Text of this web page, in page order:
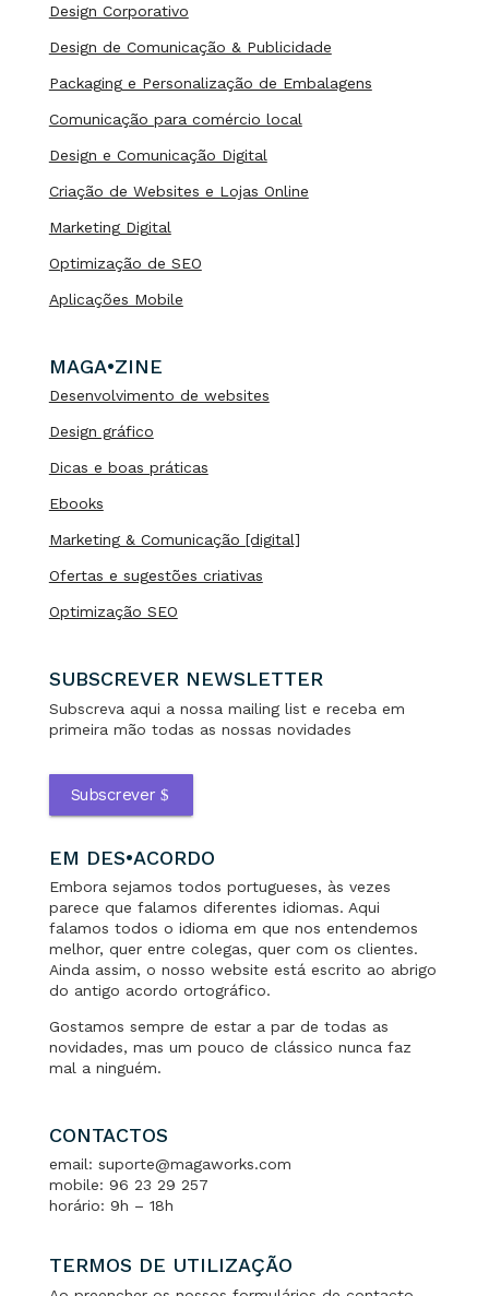
Design Corporativo
Design de Comunicação & Publicidade
Packaging e Personalização de Embalagens
Comunicação para comércio local
Design e Comunicação Digital
Criação de Websites e Lojas Online
Marketing Digital
Optimização de SEO
Aplicações Mobile
MAGA•ZINE
Desenvolvimento de websites
Design gráfico
Dicas e boas práticas
Ebooks
Marketing & Comunicação [digital]
Ofertas e sugestões criativas
Optimização SEO
SUBSCREVER NEWSLETTER
Subscreva aqui a nossa mailing list e receba em
primeira mão todas as nossas novidades
Subscrever
EM DES•ACORDO
Embora sejamos todos portugueses, às vezes
parece que falamos diferentes idiomas. Aqui
falamos todos o idioma em que nos entendemos
melhor, quer entre colegas, quer com os clientes.
Ainda assim, o nosso website está escrito ao abrigo
do antigo acordo ortográfico.
Gostamos sempre de estar a par de todas as
novidades, mas um pouco de clássico nunca faz
mal a ninguém.
CONTACTOS
email: suporte@magaworks.com
mobile: 96 23 29 257
horário: 9h – 18h
TERMOS DE UTILIZAÇÃO